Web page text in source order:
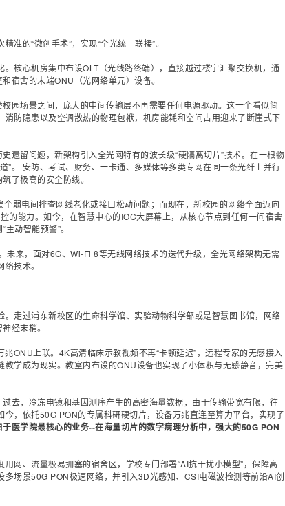
准的“微创手术”，实现“全光统一联接”。
核心机房集中布设OLT（光线路终端），直接越过楼宇汇聚交换机，通
宿舍的末端ONU（光网络单元）设备。
园场景之间，庞大的中间传输层不再需要任何电源驱动。这一个看似简
防隐患以及空调散热的物理包袱，机房能耗和空间占用迎来了断崖式下
遗留问题，新架构引入全光网特有的波长级“硬隔离切片”技术。在一根物
。 安防、考试、财务、一卡通、 多媒体等多类专网在同一条光纤上并行
了极高的安全防线。
弱电间排查网线老化或接口松动问题；而现在，新校园的网络全面迈向
的能力。如今，在智慧中心的IOC大屏幕上，从核心节点到任何一间宿舍
动智能预警”。
未来，面对6G、 Wi-Fi 8等无线网络技术的迭代升级， 全光网络架构无需
技术。
走过浦东新校区的生命科学馆、实验动物科学部或是智慧图书馆，网络
经末梢。
ONU上联。4K高清临床示教视频不再“卡顿延迟”，远程专家的无感接入
学成为现实。教室内布设的ONU设备也实现了小体积与无感静音，完美
过去，冷冻电镜和基因测序产生的高密海量数据，由于传输带宽有限，往
今，依托50G PON的专属科研硬切片，设备万兆直连至算力平台，实现了
医学院最核心的业务--在海量切片的数字病理分析中，强大的50G PON
网、流量极易拥塞的宿舍区，学校专门部署“AI抗干扰小模型”，保障高
场景50G PON极速网络，并引入3D光感知、CSI电磁波检测等前沿AI创